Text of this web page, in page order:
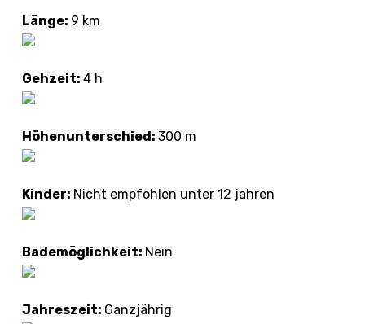
Länge: 9 km
Gehzeit: 4 h
Höhenunterschied: 300 m
Kinder: Nicht empfohlen unter 12 jahren
Bademöglichkeit: Nein
Jahreszeit: Ganzjährig